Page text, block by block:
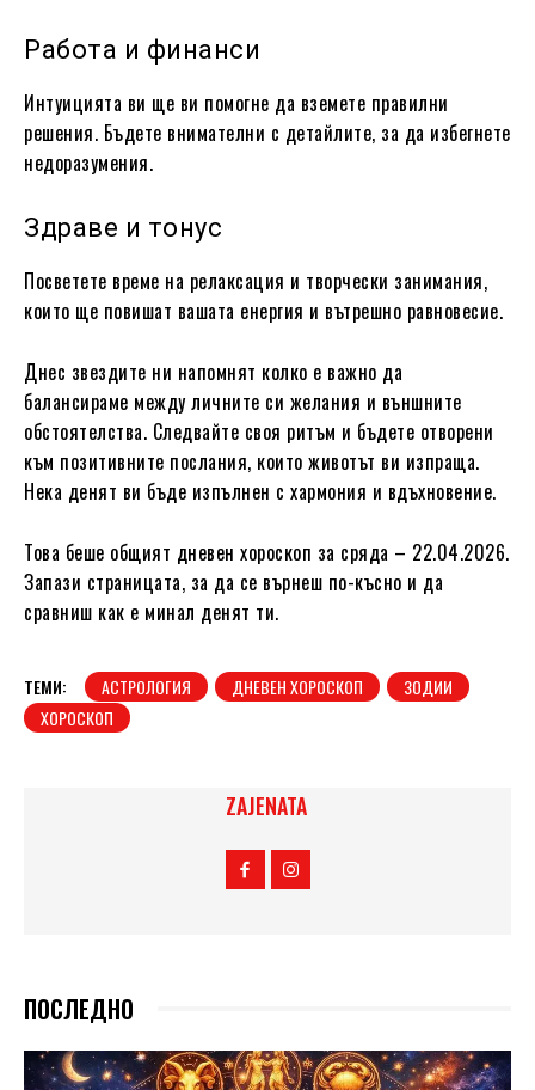
Работа и финанси
Интуицията ви ще ви помогне да вземете правилни
решения. Бъдете внимателни с детайлите, за да избегнете
недоразумения.
Здраве и тонус
Посветете време на релаксация и творчески занимания,
които ще повишат вашата енергия и вътрешно равновесие.
Днес звездите ни напомнят колко е важно да
балансираме между личните си желания и външните
обстоятелства. Следвайте своя ритъм и бъдете отворени
към позитивните послания, които животът ви изпраща.
Нека денят ви бъде изпълнен с хармония и вдъхновение.
Това беше общият дневен хороскоп за сряда – 22.04.2026.
Запази страницата, за да се върнеш по-късно и да
сравниш как е минал денят ти.
ТЕМИ: АСТРОЛОГИЯ ДНЕВЕН ХОРОСКОП
ЗОДИИ
ХОРОСКОП
ZAJENATA
ПОСЛЕДНО